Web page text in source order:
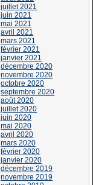
juillet 2021
juin 2021
mai 2021
avril 2021
mars 2021
février 2021
janvier 2021
décembre 2020
novembre 2020
octobre 2020
septembre 2020
août 2020
juillet 2020
juin 2020
mai 2020
avril 2020
mars 2020
février 2020
janvier 2020
décembre 2019
novembre 2019